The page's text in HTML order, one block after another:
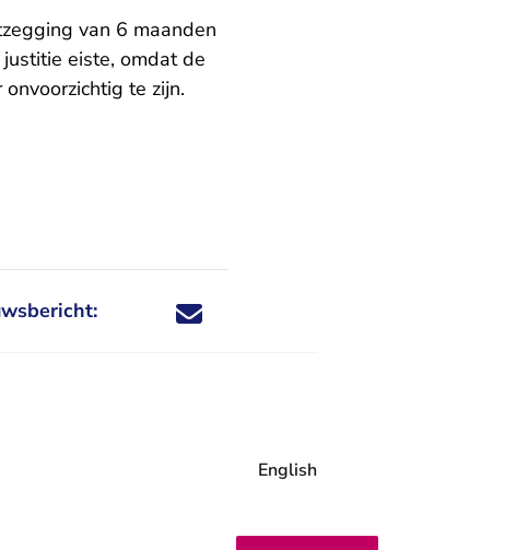
van 6 maanden
eiste, omdat de
te zijn.
Deel dit nieuwsbericht via X - U verlaat
Deel dit nieuwsbericht via Facebook - U
Deel dit nieuwsbericht via e-mail
Deel dit nieuwsbericht via LinkedIn - U
English